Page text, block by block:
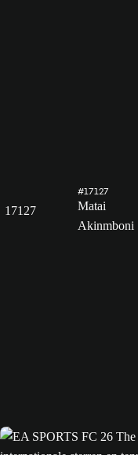
17127
#17127
Matai
Akinmboni